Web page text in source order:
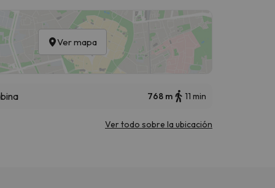
Ver mapa
768 m 11 min
Ver todo sobre la ubicación